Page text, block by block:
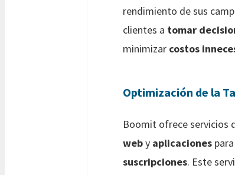
rendimiento de sus
clientes a tomar
minimizar costos
Optimización de la
Boomit ofrece servicios
weby aplicaciones
suscripciones. Este